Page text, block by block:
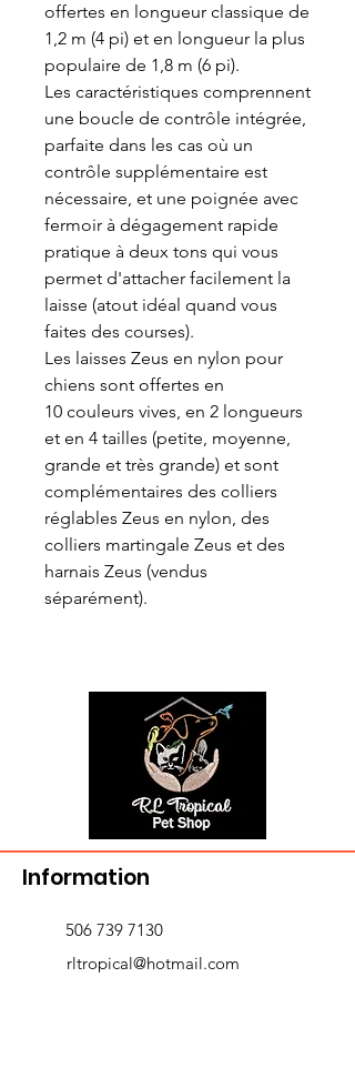
offertes en longueur classique de
1,2 m (4 pi) et en longueur la plus
populaire de 1,8 m (6 pi).
Les caractéristiques comprennent
une boucle de contrôle intégrée,
parfaite dans les cas où un
contrôle supplémentaire est
nécessaire, et une poignée avec
fermoir à dégagement rapide
pratique à deux tons qui vous
permet d'attacher facilement la
laisse (atout idéal quand vous
faites des courses).
Les laisses Zeus en nylon pour
chiens sont offertes en
10 couleurs vives, en 2 longueurs
et en 4 tailles (petite, moyenne,
grande et très grande) et sont
complémentaires des colliers
réglables Zeus en nylon, des
colliers martingale Zeus et des
harnais Zeus (vendus
séparément).
Information
506 739 7130
rltropical@hotmail.com